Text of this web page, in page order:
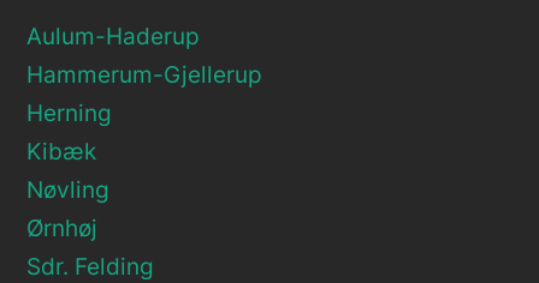
Aulum-Haderup
Hammerum-Gjellerup
Herning
Kibæk
Nøvling
Ørnhøj
Sdr. Felding